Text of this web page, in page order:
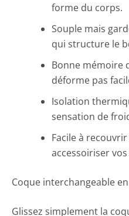
forme du corps.
Souple mais
qui structure le
Bonne mémoire
déforme pas
Isolation
sensation de
Facile à
accessoiriser
Coque interchangeable
Glissez simplement la